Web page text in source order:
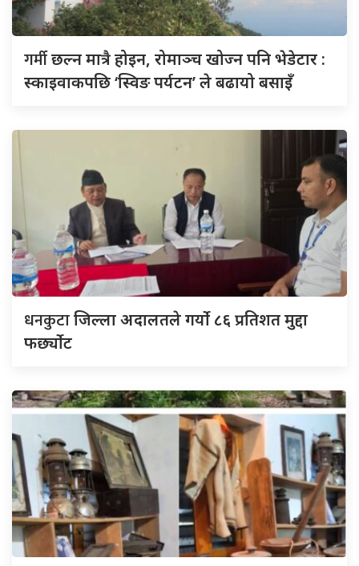
गर्मीछल्न मात्रै होइन, रोमाञ्च खोज्न पनि भेडेटार :
स्काइवाकपछि ‘स्विङ पर्यटन’ ले बढायो बसाइँ
धनकुटाजिल्ला अदालतले गर्यो ८६ प्रतिशत मुद्दा
फर्छ्योट